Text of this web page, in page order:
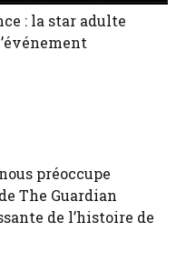
: la star adulte
préoccupe
The Guardian
de l’histoire de